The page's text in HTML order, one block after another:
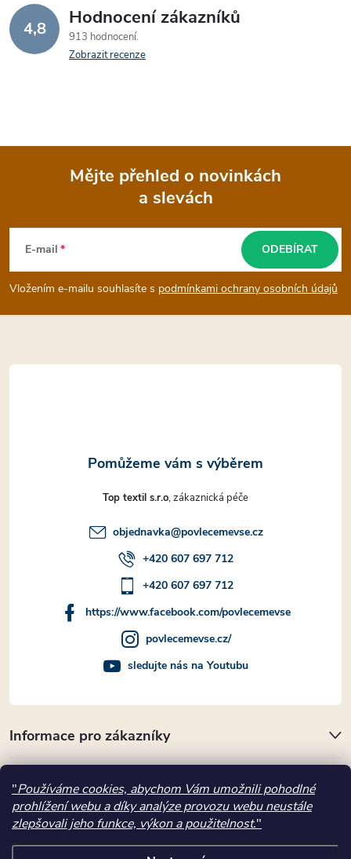
"Používáme cookies, abychom Vám umožnili pohodlné
prohlížení webu a díky analýze provozu webu neustále
zlepšovali jeho funkce, výkon a použitelnost."
4,8 Hodnocení zákazníků
913 hodnocení
Zobrazit recenze
p
t
Mějte přehled o novinkách
a slevách
E-mail
Vložením e-mailu souhlasíte s podmínkami ochrany osobních údajů
ODEBÍRAT
Informace pro zákazníky
Přijímáme online platby
Kde nás najdete
Top textil s.r.o
objednavka@povlecemevse.cz
+420 607 697 712
+420 607 697 712
https://www.facebook.com/povlecemevse
povlecemevse.cz/
sledujte nás na Youtubu